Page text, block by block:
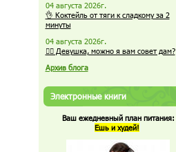
04 августа 2026г.
👌 Коктейль от тяги к сладкому за 2
минуты
04 августа 2026г.
🏋️‍♀️ Девушка, можно я вам совет дам?
Архив блога
Электронные книги
Ваш ежедневный план питания:
Ешь и худей!